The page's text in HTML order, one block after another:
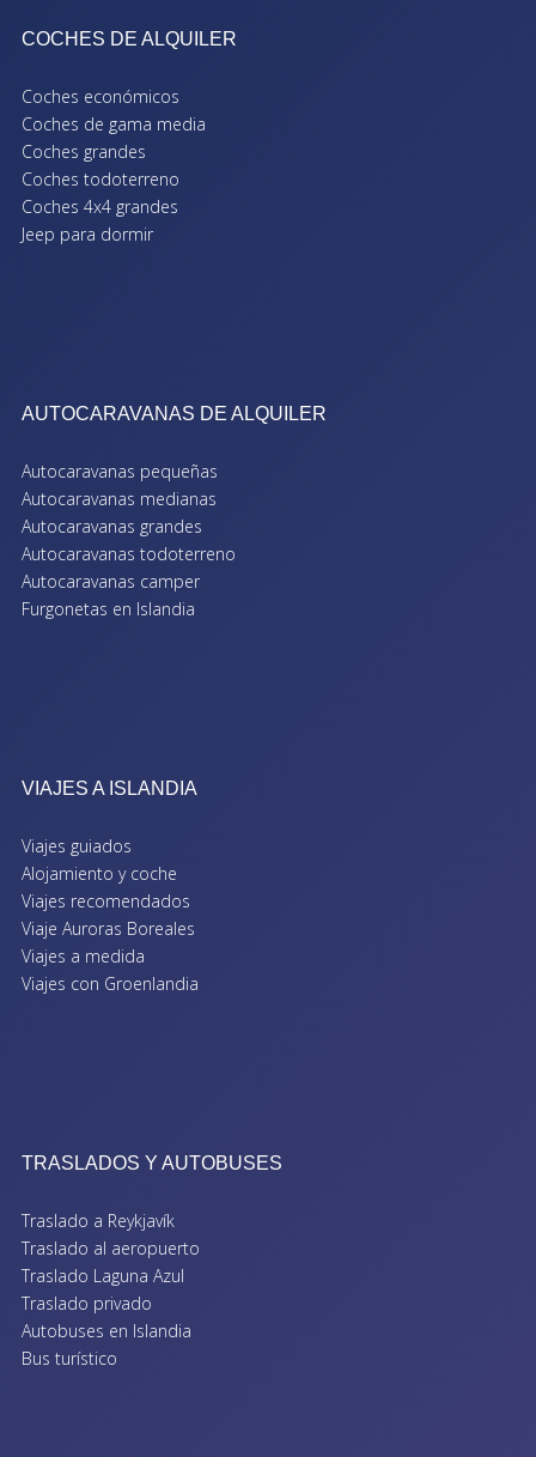
COCHES DE ALQUILER
Coches económicos
Coches de gama media
Coches grandes
Coches todoterreno
Coches 4x4 grandes
Jeep para dormir
AUTOCARAVANAS DE ALQUILER
Autocaravanas pequeñas
Autocaravanas medianas
Autocaravanas grandes
Autocaravanas todoterreno
Autocaravanas camper
Furgonetas en Islandia
VIAJES A ISLANDIA
Viajes guiados
Alojamiento y coche
Viajes recomendados
Viaje Auroras Boreales
Viajes a medida
Viajes con Groenlandia
TRASLADOS Y AUTOBUSES
Traslado a Reykjavík
Traslado al aeropuerto
Traslado Laguna Azul
Traslado privado
Autobuses en Islandia
Bus turístico